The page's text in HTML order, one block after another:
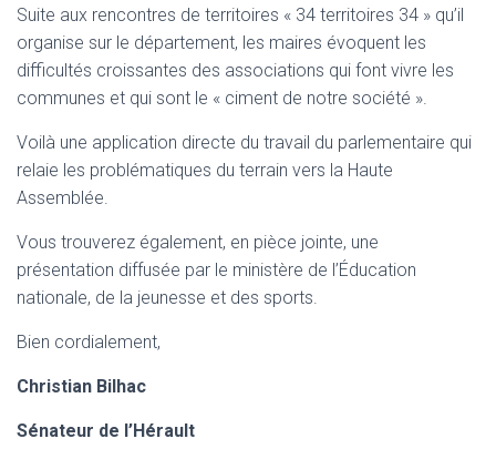
Suite aux rencontres de territoires « 34 territoires 34 » qu’il
organise sur le département, les maires évoquent les
difficultés croissantes des associations qui font vivre les
communes et qui sont le « ciment de notre société ».
Voilà une application directe du travail du parlementaire qui
relaie les problématiques du terrain vers la Haute
Assemblée.
Vous trouverez également, en pièce jointe, une
présentation diffusée par le ministère de l’Éducation
nationale, de la jeunesse et des sports.
Bien cordialement,
Christian Bilhac
Sénateur de l’Hérault